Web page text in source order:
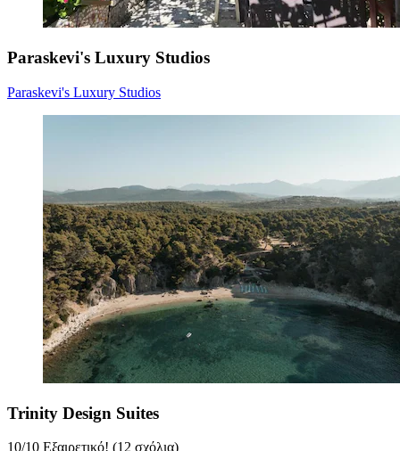
Paraskevi's Luxury Studios
Paraskevi's Luxury Studios
Trinity Design Suites
10/10 Εξαιρετικό! (12 σχόλια)